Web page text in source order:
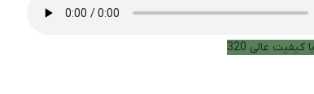
عالی 320